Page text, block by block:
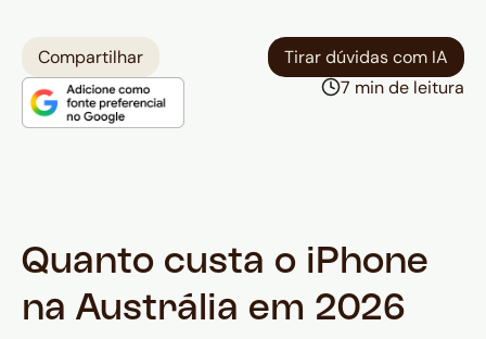
com o
Cartão de Débito
Internacional Nomadque converte
o seu saldo em dólar americano
Dica prática: retire o iPhone da caixa
alfândega — um aparelho em uso
Compartilhar
Tirar dúvidas com IA
7 min de leitura
Quanto custa o iPhone
na Austrália em 2026